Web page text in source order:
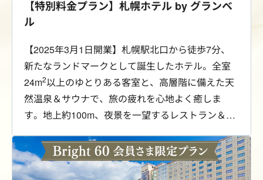
【特別料金プラン】札幌ホテル by グランベ
ル
【2025年3月1日開業】札幌駅北口から徒歩7分、
新たなランドマークとして誕生したホテル。全室
24m2以上のゆとりある客室と、高層階に備えた天
然温泉＆サウナで、旅の疲れを心地よく癒しま
す。地上約100m、夜景を一望するレストラン＆
兼ね備えた、上質な札幌滞在をお愉しみくださ
い。Bright 60会員さま限定の特別料金にてご案内